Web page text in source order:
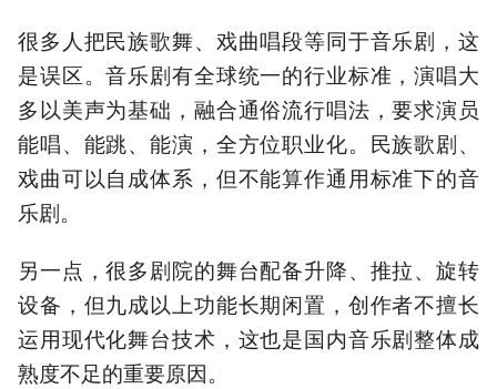
很多人把民族歌舞、戏曲唱段等同于音乐剧，这
是误区。音乐剧有全球统一的行业标准，演唱大
多以美声为基础，融合通俗流行唱法，要求演员
能唱、能跳、能演，全方位职业化。民族歌剧、
戏曲可以自成体系，但不能算作通用标准下的音
乐剧。
另一点，很多剧院的舞台配备升降、推拉、旋转
设备，但九成以上功能长期闲置，创作者不擅长
运用现代化舞台技术，这也是国内音乐剧整体成
熟度不足的重要原因。